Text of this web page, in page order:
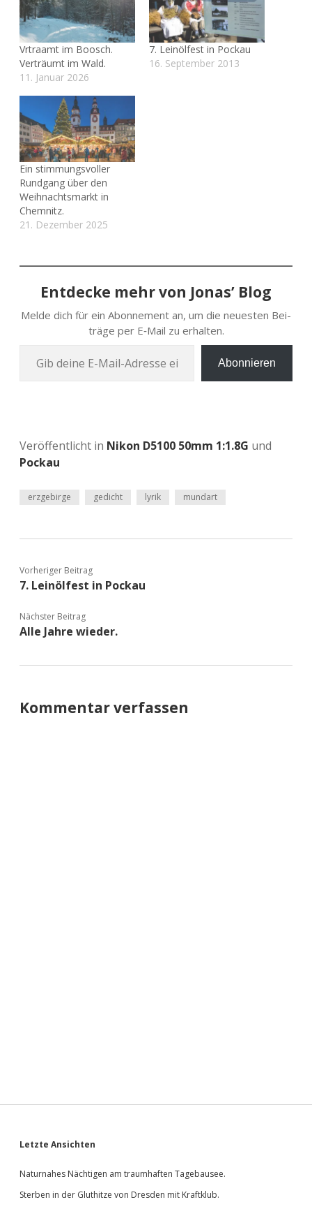
Vrtraamt im Boosch.
Verträumt im Wald.
11. Januar 2026
7. Leinölfest in Pockau
16. September 2013
Ein stimmungsvoller
Rundgang über den
Weihnachtsmarkt in
Chemnitz.
21. Dezember 2025
Entdecke mehr von Jonas’ Blog
Melde dich für ein Abon­ne­ment an, um die neu­es­ten Bei­
trä­ge per E‑Mail zu erhalten.
Abonnieren
Veröffentlicht in Nikon D5100 50mm 1:1.8G und
Pockau
erzgebirge gedicht lyrik mundart
Vorheriger Beitrag
7. Leinölfest in Pockau
Nächster Beitrag
Alle Jahre wieder.
Kommentar verfassen
Sidebar
Letzte Ansichten
Naturnahes Nächtigen am traumhaften Tagebausee.
Sterben in der Gluthitze von Dresden mit Kraftklub.